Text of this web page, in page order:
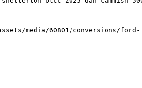
media/60801/conversions/